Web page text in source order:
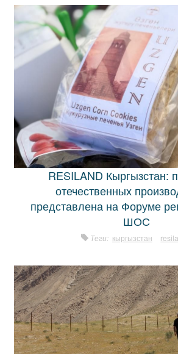
RESILAND Кыргызстан:
отечественных
представлена на Форуме
ШОС
Теги: кыргызстан